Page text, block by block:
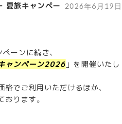
2026年6月19日
夏旅キャンペー
ーンに続き、
ャンペーン2026 」を開催いたし
でご利用いただけるほか、
ります。